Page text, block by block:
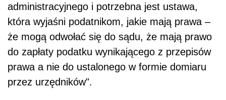
administracyjnego i potrzebna jest ustawa,
która wyjaśni podatnikom, jakie mają prawa –
że mogą odwołać się do sądu, że mają prawo
do zapłaty podatku wynikającego z przepisów
prawa a nie do ustalonego w formie domiaru
przez urzędników".